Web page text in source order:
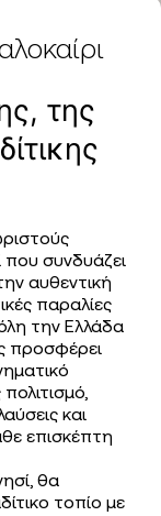
της
συνδυάζει
αυθεντική
παραλίες
την Ελλάδα
προσφέρει
και
επισκέπτη
θα
τοπίο με